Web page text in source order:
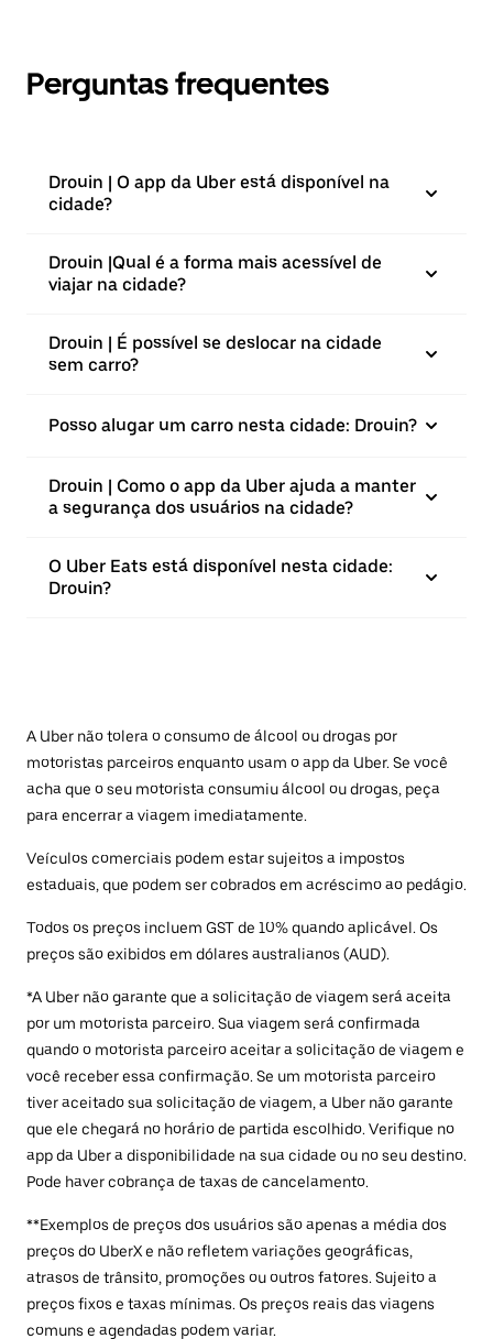
Perguntas frequentes
Drouin | O app da Uber está disponível na
cidade?
Drouin |⁠Qual é a forma mais acessível de
viajar na cidade?
Drouin | É possível se deslocar na cidade
sem carro?
Posso alugar um carro nesta cidade: Drouin?
Drouin | Como o app da Uber ajuda a manter
a segurança dos usuários na cidade?
O Uber Eats está disponível nesta cidade:
Drouin?
A Uber não tolera o consumo de álcool ou drogas por
motoristas parceiros enquanto usam o app da Uber. Se você
acha que o seu motorista consumiu álcool ou drogas, peça
para encerrar a viagem imediatamente.
Veículos comerciais podem estar sujeitos a impostos
estaduais, que podem ser cobrados em acréscimo ao pedágio.
Todos os preços incluem GST de 10% quando aplicável. Os
preços são exibidos em dólares australianos (AUD).
*A Uber não garante que a solicitação de viagem será aceita
por um motorista parceiro. Sua viagem será confirmada
quando o motorista parceiro aceitar a solicitação de viagem e
você receber essa confirmação. Se um motorista parceiro
tiver aceitado sua solicitação de viagem, a Uber não garante
que ele chegará no horário de partida escolhido. Verifique no
app da Uber a disponibilidade na sua cidade ou no seu destino.
Pode haver cobrança de taxas de cancelamento.
**Exemplos de preços dos usuários são apenas a média dos
preços do UberX e não refletem variações geográficas,
atrasos de trânsito, promoções ou outros fatores. Sujeito a
preços fixos e taxas mínimas. Os preços reais das viagens
comuns e agendadas podem variar.